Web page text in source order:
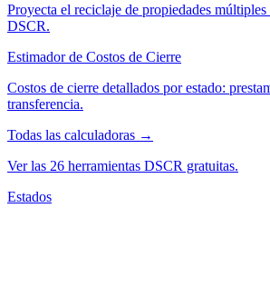
Proyecta el reciclaje de propiedades
DSCR.
Estimador de Costos de Cierre
Costos de cierre detallados por estado:
transferencia.
Todas las calculadoras →
Ver las 26 herramientas DSCR gratuitas.
Estados